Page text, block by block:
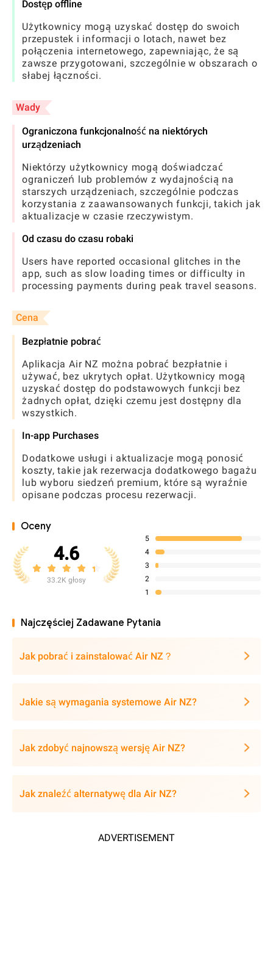
Dostęp offline
Użytkownicy mogą uzyskać dostęp do swoich
przepustek i informacji o lotach, nawet bez
połączenia internetowego, zapewniając, że są
zawsze przygotowani, szczególnie w obszarach o
słabej łączności.
Wady
Ograniczona funkcjonalność na niektórych
urządzeniach
Niektórzy użytkownicy mogą doświadczać
ograniczeń lub problemów z wydajnością na
starszych urządzeniach, szczególnie podczas
korzystania z zaawansowanych funkcji, takich jak
aktualizacje w czasie rzeczywistym.
Od czasu do czasu robaki
Users have reported occasional glitches in the
app, such as slow loading times or difficulty in
processing payments during peak travel seasons.
Cena
Bezpłatnie pobrać
Aplikacja Air NZ można pobrać bezpłatnie i
używać, bez ukrytych opłat. Użytkownicy mogą
uzyskać dostęp do podstawowych funkcji bez
żadnych opłat, dzięki czemu jest dostępny dla
wszystkich.
In-app Purchases
Dodatkowe usługi i aktualizacje mogą ponosić
koszty, takie jak rezerwacja dodatkowego bagażu
lub wyboru siedzeń premium, które są wyraźnie
opisane podczas procesu rezerwacji.
Oceny
4.6
33.2K głosy
5
4
3
2
1
Najczęściej Zadawane Pytania
Jak pobrać i zainstalować Air NZ？
Jakie są wymagania systemowe Air NZ?
Jak zdobyć najnowszą wersję Air NZ?
Jak znaleźć alternatywę dla Air NZ?
ADVERTISEMENT